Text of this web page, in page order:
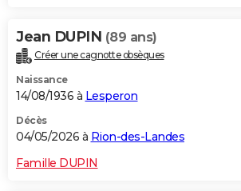
Jean DUPIN (89 ans)
Créer une cagnotte obsèques
Naissance
14/08/1936 à Lesperon
Décès
04/05/2026 à Rion-des-Landes
Famille DUPIN